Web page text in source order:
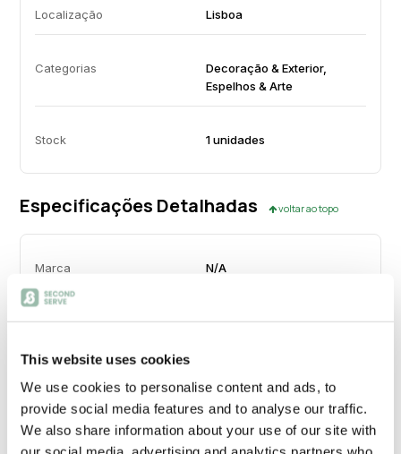
This website uses cookies
We use cookies to personalise content and ads, to
provide social media features and to analyse our traffic.
We also share information about your use of our site with
Localização Lisboa
Categorias
Decoração & Exterior,
Espelhos & Arte
Stock 1 unidades
Especificações Detalhadas voltar ao topo
Marca N/A
Material Principal Porcelana
Origem Portugal